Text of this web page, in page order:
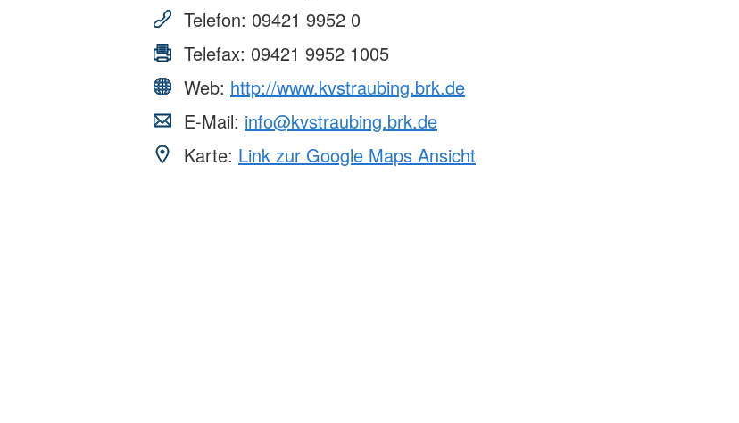
Telefon: 09421 9952 0
Telefax: 09421 9952 1005
Web: http://www.kvstraubing.brk.de
E-Mail: info@kvstraubing.brk.de
Karte: Link zur Google Maps Ansicht